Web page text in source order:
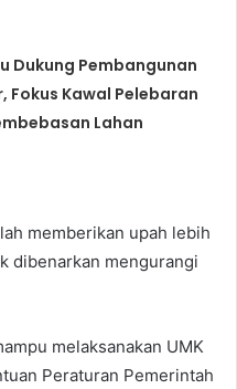
Dukung Pembangunan
Fokus Kawal Pelebaran
Lahan
memberikan upah lebih
dibenarkan mengurangi
melaksanakan UMK
Peraturan Pemerintah